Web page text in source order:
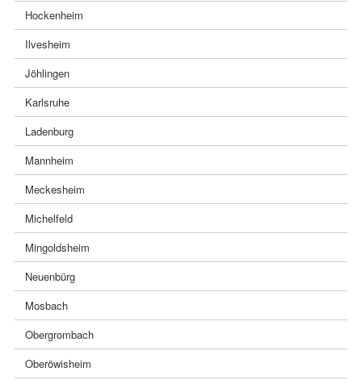
Hockenheim
Ilvesheim
Jöhlingen
Karlsruhe
Ladenburg
Mannheim
Meckesheim
Michelfeld
Mingoldsheim
Neuenbürg
Mosbach
Obergrombach
Oberöwisheim